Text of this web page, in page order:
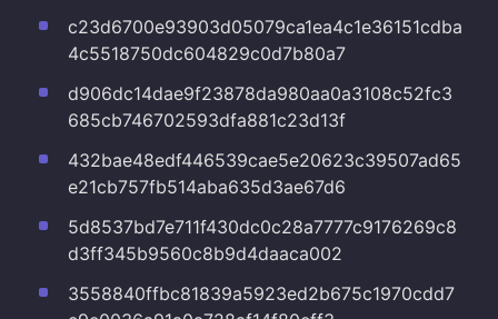
c23d6700e93903d05079ca1ea4c1e36151cdba
4c5518750dc604829c0d7b80a7
d906dc14dae9f23878da980aa0a3108c52fc3
685cb746702593dfa881c23d13f
432bae48edf446539cae5e20623c39507ad65
e21cb757fb514aba635d3ae67d6
5d8537bd7e711f430dc0c28a7777c9176269c8
d3ff345b9560c8b9d4daaca002
3558840ffbc81839a5923ed2b675c1970cdd7